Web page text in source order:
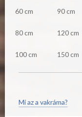
60 cm 90 cm
80 cm 120 cm
100 cm 150 cm
Mi az a vakráma?